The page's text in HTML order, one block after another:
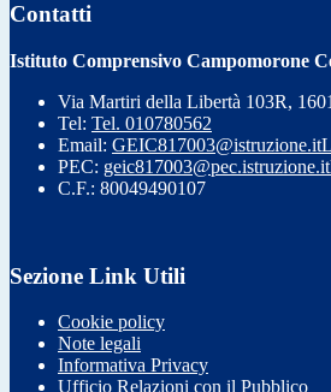
Contatti
Istituto Comprensivo Campomorone
Via Martiri della Libertà 103R,
Tel: Tel. 010780562
Email: GEIC817003@istruzione.it
PEC: geic817003@pec.istruzione.it
C.F.: 80049490107
Sezione Link Utili
Cookie policy
Note legali
Informativa Privacy
Ufficio Relazioni con il Pubblico